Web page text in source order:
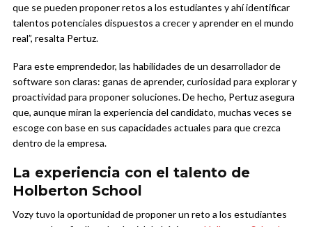
que se pueden proponer retos a los estudiantes y ahí identificar
talentos potenciales dispuestos a crecer y aprender en el mundo
real”, resalta Pertuz.
Para este emprendedor, las habilidades de un desarrollador de
software son claras: ganas de aprender, curiosidad para explorar y
proactividad para proponer soluciones. De hecho, Pertuz asegura
que, aunque miran la experiencia del candidato, muchas veces se
escoge con base en sus capacidades actuales para que crezca
dentro de la empresa.
La experiencia con el talento de
Holberton School
Vozy tuvo la oportunidad de proponer un reto a los estudiantes